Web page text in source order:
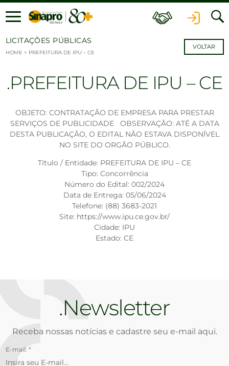
Ir para o conteúdo
LICITAÇÕES PÚBLICAS
HOME > PREFEITURA DE IPU – CE
VOLTAR
PREFEITURA DE IPU – CE
OBJETO: CONTRATAÇÃO DE EMPRESA PARA PRESTAR
SERVIÇOS DE PUBLICIDADE OBSERVAÇÃO: ATÉ A DATA
DESTA PUBLICAÇÃO, O EDITAL NÃO ESTAVA DISPONÍVEL
NO SITE DO ORGÃO PÚBLICO.
Título / Entidade: PREFEITURA DE IPU – CE
Tipo: Concorrência
Número do Edital: 002/2024
Data de Entrega: 05/06/2024
Telefone: (88) 3683-2021
Site: https://www.ipu.ce.gov.br/
Cidade: IPU
Estado: CE
Newsletter
Receba nossas notícias e cadastre seu e-mail aqui.
E-mail: *